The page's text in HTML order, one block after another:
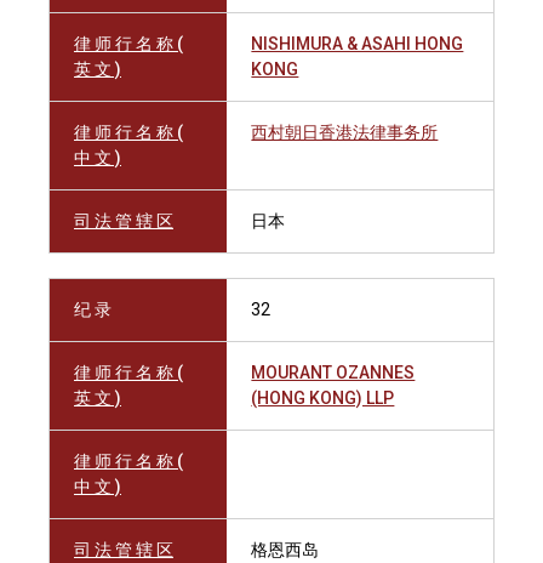
律 师 行 名 称 (
英 文 )
NISHIMURA & ASAHI HONG
KONG
律 师 行 名 称 (
中 文 )
西村朝日香港法律事务所
司 法 管 辖 区 日本
纪 录 32
律 师 行 名 称 (
英 文 )
MOURANT OZANNES
(HONG KONG) LLP
律 师 行 名 称 (
中 文 )
司 法 管 辖 区 格恩西岛